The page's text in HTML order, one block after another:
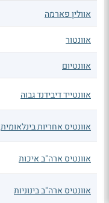
אוולין פארמה
אוונטור
אוונטיום
אוונטייד דיבידנד גבוה
אוונטיס אחריות בינלאומית
אוונטיס ארה"ב איכות
אוונטיס ארה"ב בינוניות